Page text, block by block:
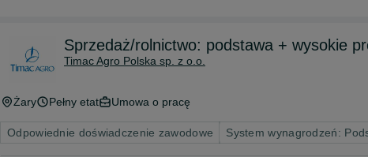
Sprzedaż/rolnictwo: podstawa + wysokie
Timac Agro Polska sp. z o.o.
Żary Pełny etat Umowa o pracę
Odpowiednie doświadczenie zawodowe System wynagrodzeń: